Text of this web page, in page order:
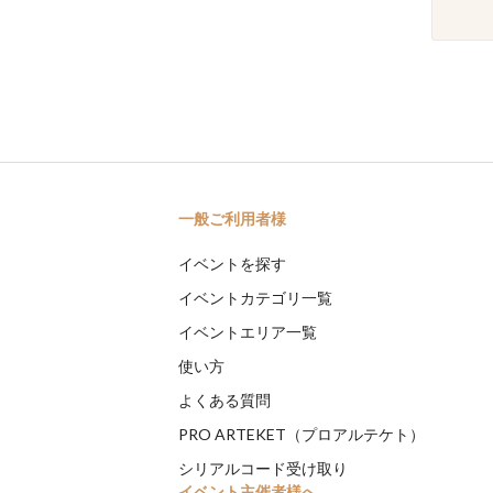
一般ご利用者様
イベントを探す
イベントカテゴリ一覧
イベントエリア一覧
使い方
よくある質問
PRO ARTEKET（プロアルテケト）
シリアルコード受け取り